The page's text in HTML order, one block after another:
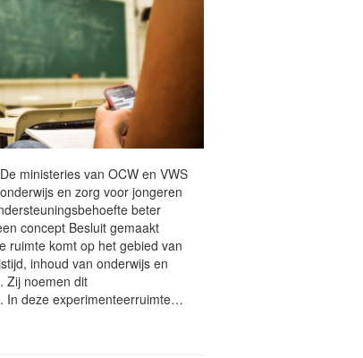
ministeries van OCW en VWS
en zorg voor jongeren
beter
concept Besluit gemaakt
ruimte komt op het gebied van
inhoud van onderwijs en
Zij noemen dit
In deze experimenteerruimte…